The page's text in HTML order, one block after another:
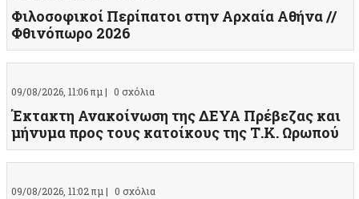
Φιλοσοφικοί Περίπατοι στην Αρχαία Αθήνα //
Φθινόπωρο 2026
09/08/2026, 11:06 πμ | 0 σχόλια
Έκτακτη Ανακοίνωση της ΔΕΥΑ Πρέβεζας και
μήνυμα προς τους κατοίκους της Τ.Κ. Ωρωπού
09/08/2026, 11:02 πμ | 0 σχόλια